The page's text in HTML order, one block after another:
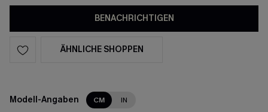
BENACHRICHTIGEN
ÄHNLICHE SHOPPEN
Modell-Angaben CM IN